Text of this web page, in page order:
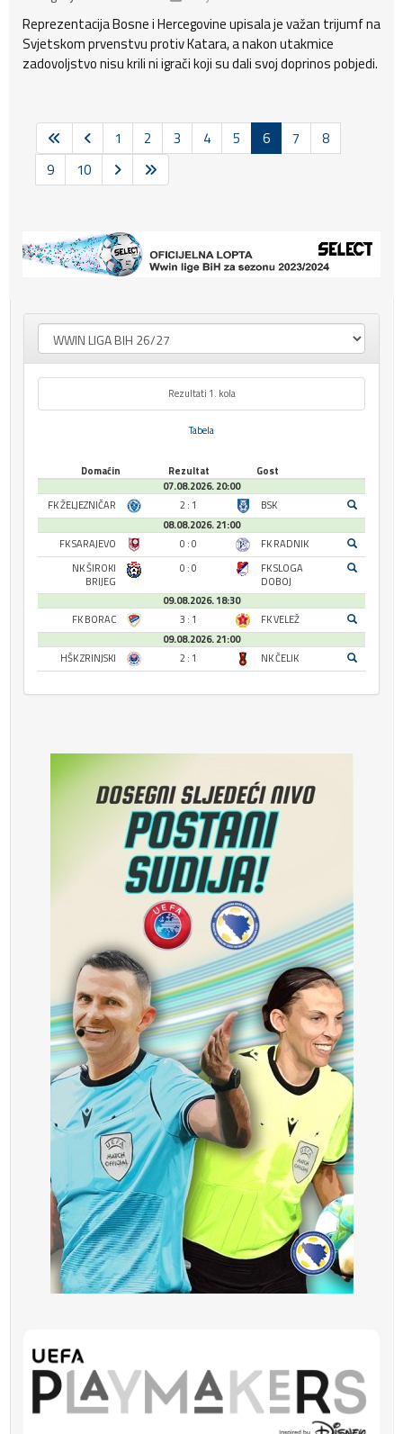
Reprezentacija Bosne i Hercegovine upisala je važan trijumf na
Svjetskom prvenstvu protiv Katara, a nakon utakmice
zadovoljstvo nisu krili ni igrači koji su dali svoj doprinos pobjedi.
1 2 3 4 5 6 7
8
9
10
Rezultati 1. kola
Tabela
Domaćin Rezultat
Gost
07.08.2026. 20:00
FK ŽELJEZNIČAR
2 : 1
BSK
08.08.2026. 21:00
FK SARAJEVO
0 : 0
FK RADNIK
NK ŠIROKI
BRIJEG
0 : 0
FK SLOGA
DOBOJ
09.08.2026. 18:30
FK BORAC
3 : 1
FK VELEŽ
09.08.2026. 21:00
HŠK ZRINJSKI
2 : 1 NK ČELIK